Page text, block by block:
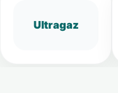
Ultragaz